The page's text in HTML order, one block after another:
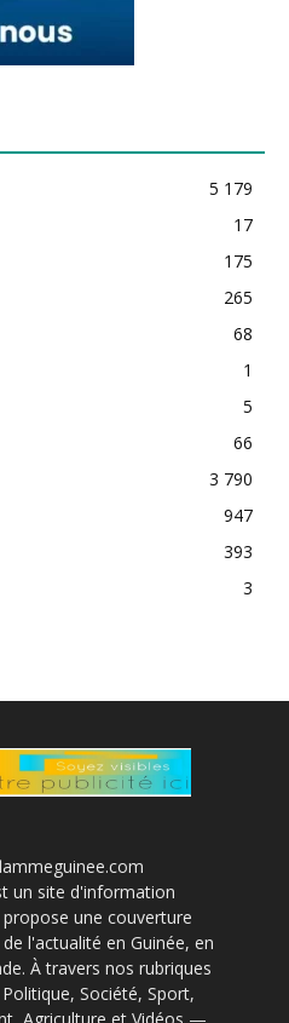
5 179
17
175
265
68
1
5
66
3 790
947
393
3
un site d'information
une couverture
l'actualité en Guinée, en
À travers nos rubriques
Société, Sport,